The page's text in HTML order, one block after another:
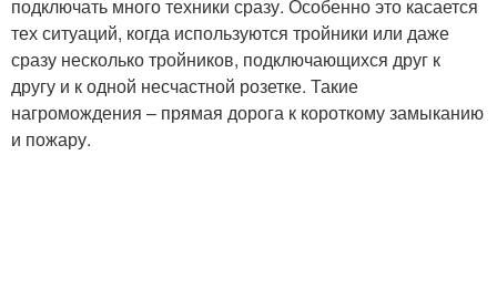
подключать много техники сразу. Особенно это касается
тех ситуаций, когда используются тройники или даже
сразу несколько тройников, подключающихся друг к
другу и к одной несчастной розетке. Такие
нагромождения – прямая дорога к короткому замыканию
и пожару.